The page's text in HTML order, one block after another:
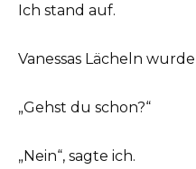
Ich stand auf.
Vanessas Lächeln
„Gehst du schon?“
„Nein“, sagte ich.